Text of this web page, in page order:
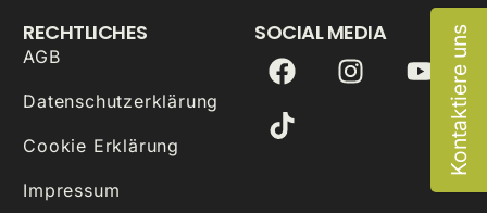
RECHTLICHES
AGB
Datenschutzerklärung
Cookie Erklärung
Impressum
SOCIAL MEDIA Kontaktiere uns